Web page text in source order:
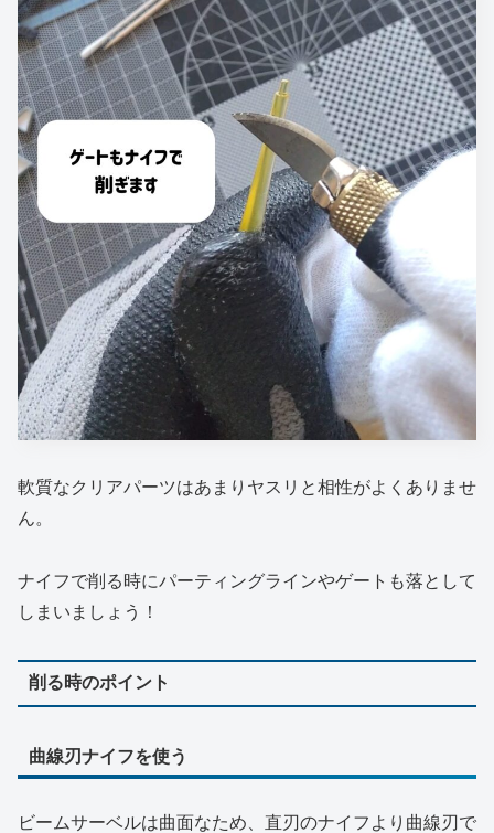
軟質なクリアパーツはあまりヤスリと相性がよくありませ
ん。
ナイフで削る時にパーティングラインやゲートも落として
しまいましょう！
削る時のポイント
曲線刃ナイフを使う
ビームサーベルは曲面なため、直刃のナイフより曲線刃で